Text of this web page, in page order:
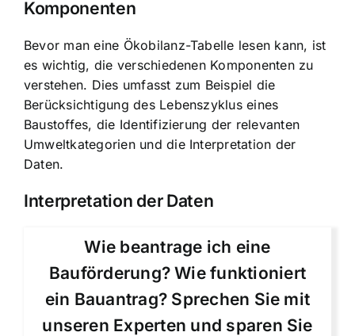
Komponenten
Bevor man eine Ökobilanz-Tabelle lesen kann, ist
es wichtig, die verschiedenen Komponenten zu
verstehen. Dies umfasst zum Beispiel die
Berücksichtigung des Lebenszyklus eines
Baustoffes, die Identifizierung der relevanten
Umweltkategorien und die Interpretation der
Daten.
Interpretation der Daten
Wie beantrage ich eine
Bauförderung? Wie funktioniert
ein Bauantrag? Sprechen Sie mit
unseren Experten und sparen Sie